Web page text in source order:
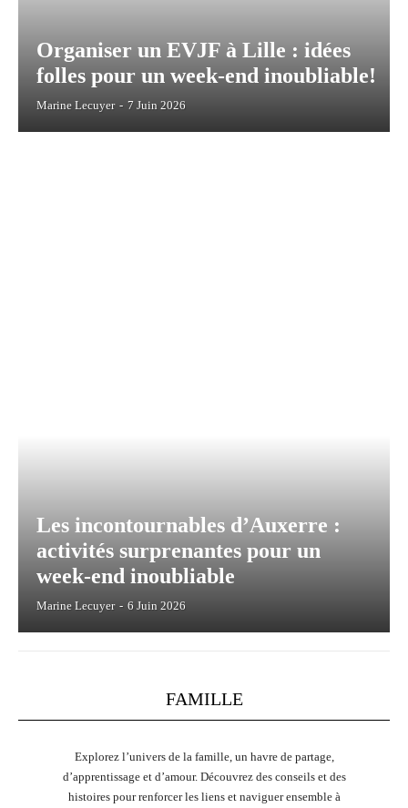
Organiser un EVJF à Lille : idées
folles pour un week-end inoubliable!
Marine Lecuyer - 7 Juin 2026
Les incontournables d’Auxerre :
activités surprenantes pour un
week-end inoubliable
Marine Lecuyer - 6 Juin 2026
FAMILLE
Explorez l’univers de la famille, un havre de partage,
d’apprentissage et d’amour. Découvrez des conseils et des
histoires pour renforcer les liens et naviguer ensemble à